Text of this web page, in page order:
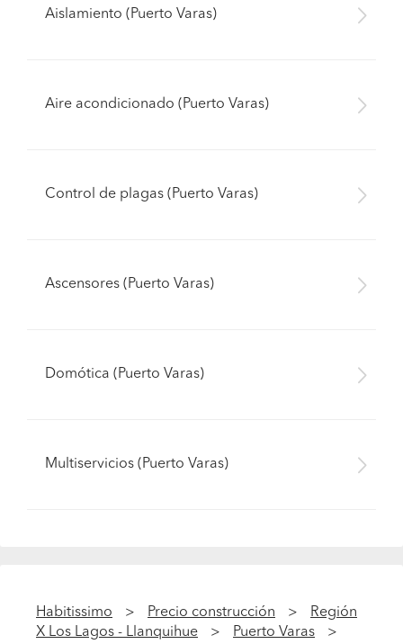
Aislamiento (Puerto Varas)
Aire acondicionado (Puerto Varas)
Control de plagas (Puerto Varas)
Ascensores (Puerto Varas)
Domótica (Puerto Varas)
Multiservicios (Puerto Varas)
Habitissimo Precio construcción
Región
X Los Lagos - Llanquihue
Puerto Varas